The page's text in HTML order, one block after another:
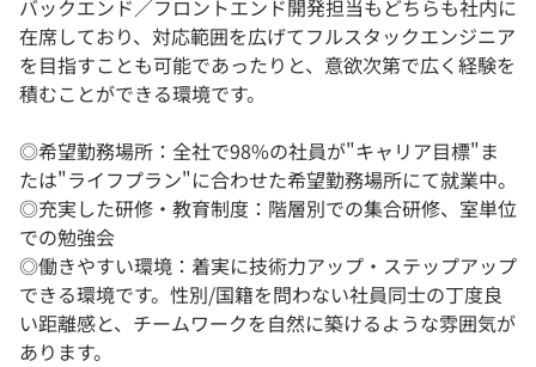
バックエンド／フロントエンド開発担当もどちらも社内に
在席しており、対応範囲を広げてフルスタックエンジニア
を目指すことも可能であったりと、意欲次第で広く経験を
積むことができる環境です。
◎希望勤務場所：全社で98%の社員が"キャリア目標"ま
たは"ライフプラン"に合わせた希望勤務場所にて就業中。
◎充実した研修・教育制度：階層別での集合研修、室単位
での勉強会
◎働きやすい環境：着実に技術力アップ・ステップアップ
できる環境です。性別/国籍を問わない社員同士の丁度良
い距離感と、チームワークを自然に築けるような雰囲気が
あります。